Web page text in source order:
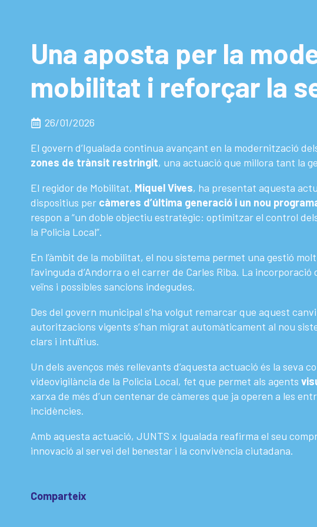
Una aposta per la
mobilitat i reforçar la
26/01/2026
El govern d’Igualada continua avançant en la modernització
zones de trànsit restringit, una actuació que millora tant la
El regidor de Mobilitat, Miquel Vives, ha presentat aquesta
dispositius per càmeres d’última generació i un nou
respon a “un doble objectiu estratègic: optimitzar el control
la Policia Local”.
En l’àmbit de la mobilitat, el nou sistema permet una gestió
l’avinguda d’Andorra o el carrer de Carles Riba. La
veïns i possibles sancions indegudes.
Des del govern municipal s’ha volgut remarcar que aquest
autoritzacions vigents s’han migrat automàticament al nou
clars i intuïtius.
Un dels avenços més rellevants d’aquesta actuació és la seva
videovigilància de la Policia Local, fet que permet als agents
xarxa de més d’un centenar de càmeres que ja operen a les
incidències.
Amb aquesta actuació, JUNTS x Igualada reafirma el seu
innovació al servei del benestar i la convivència ciutadana.
Comparteix